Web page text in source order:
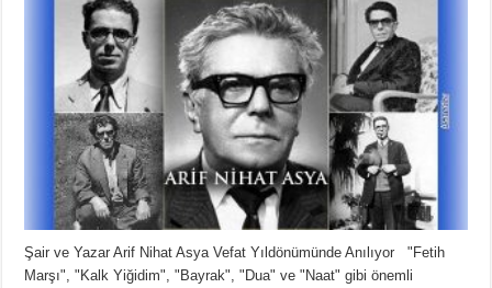
Şair ve Yazar Arif Nihat Asya Vefat Yıldönümünde Anılıyor "Fetih
Marşı", "Kalk Yiğidim", "Bayrak", "Dua" ve "Naat" gibi önemli